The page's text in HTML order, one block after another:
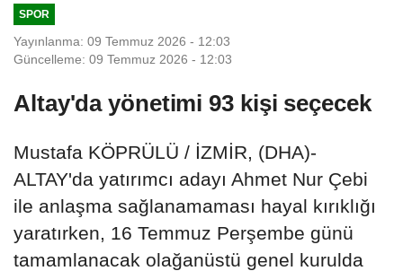
SPOR
Yayınlanma: 09 Temmuz 2026 - 12:03
Güncelleme: 09 Temmuz 2026 - 12:03
Altay'da yönetimi 93 kişi seçecek
Mustafa KÖPRÜLÜ / İZMİR, (DHA)-
ALTAY'da yatırımcı adayı Ahmet Nur Çebi
ile anlaşma sağlanamaması hayal kırıklığı
yaratırken, 16 Temmuz Perşembe günü
tamamlanacak olağanüstü genel kurulda